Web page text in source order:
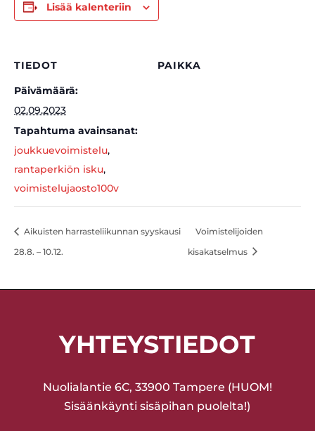
Lisää kalenteriin
TIEDOT
Päivämäärä:
02.09.2023
Tapahtuma avainsanat:
joukkuevoimistelu,
rantaperkiön isku,
voimistelujaosto100v
PAIKKA
Aikuisten harrasteliikunnan syyskausi
28.8. – 10.12.
Voimistelijoiden
kisakatselmus
YHTEYSTIEDOT
Nuolialantie 6C, 33900 Tampere (HUOM!
Sisäänkäynti sisäpihan puolelta!)